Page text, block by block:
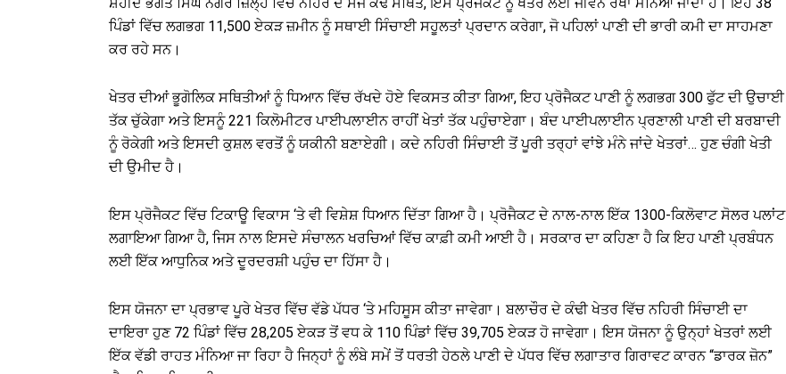
ਪਿੰਡਾਂ ਵਿੱਚ ਲਗਭਗ 11,500 ਏਕੜ ਜ਼ਮੀਨ ਨੂੰ ਸਥਾਈ ਸਿੰਚਾਈ ਸਹੂਲਤਾਂ ਪ੍ਰਦਾਨ ਕਰੇਗਾ, ਜੋ ਪਹਿਲਾਂ ਪਾਣੀ ਦੀ ਭਾਰੀ ਕਮੀ ਦਾ ਸਾਹਮਣਾ
ਕਰ ਰਹੇ ਸਨ।
ਖੇਤਰ ਦੀਆਂ ਭੂਗੋਲਿਕ ਸਥਿਤੀਆਂ ਨੂੰ ਧਿਆਨ ਵਿੱਚ ਰੱਖਦੇ ਹੋਏ ਵਿਕਸਤ ਕੀਤਾ ਗਿਆ, ਇਹ ਪ੍ਰੋਜੈਕਟ ਪਾਣੀ ਨੂੰ ਲਗਭਗ 300 ਫੁੱਟ ਦੀ ਉਚਾਈ
ਤੱਕ ਚੁੱਕੇਗਾ ਅਤੇ ਇਸਨੂੰ 221 ਕਿਲੋਮੀਟਰ ਪਾਈਪਲਾਈਨ ਰਾਹੀਂ ਖੇਤਾਂ ਤੱਕ ਪਹੁੰਚਾਏਗਾ। ਬੰਦ ਪਾਈਪਲਾਈਨ ਪ੍ਰਣਾਲੀ ਪਾਣੀ ਦੀ ਬਰਬਾਦੀ
ਨੂੰ ਰੋਕੇਗੀ ਅਤੇ ਇਸਦੀ ਕੁਸ਼ਲ ਵਰਤੋਂ ਨੂੰ ਯਕੀਨੀ ਬਣਾਏਗੀ। ਕਦੇ ਨਹਿਰੀ ਸਿੰਚਾਈ ਤੋਂ ਪੂਰੀ ਤਰ੍ਹਾਂ ਵਾਂਝੇ ਮੰਨੇ ਜਾਂਦੇ ਖੇਤਰਾਂ… ਹੁਣ ਚੰਗੀ ਖੇਤੀ
ਦੀ ਉਮੀਦ ਹੈ।
ਇਸ ਪ੍ਰੋਜੈਕਟ ਵਿੱਚ ਟਿਕਾਊ ਵਿਕਾਸ ‘ਤੇ ਵੀ ਵਿਸ਼ੇਸ਼ ਧਿਆਨ ਦਿੱਤਾ ਗਿਆ ਹੈ। ਪ੍ਰੋਜੈਕਟ ਦੇ ਨਾਲ-ਨਾਲ ਇੱਕ 1300-ਕਿਲੋਵਾਟ ਸੋਲਰ ਪਲਾਂਟ
ਲਗਾਇਆ ਗਿਆ ਹੈ, ਜਿਸ ਨਾਲ ਇਸਦੇ ਸੰਚਾਲਨ ਖਰਚਿਆਂ ਵਿੱਚ ਕਾਫ਼ੀ ਕਮੀ ਆਈ ਹੈ। ਸਰਕਾਰ ਦਾ ਕਹਿਣਾ ਹੈ ਕਿ ਇਹ ਪਾਣੀ ਪ੍ਰਬੰਧਨ
ਲਈ ਇੱਕ ਆਧੁਨਿਕ ਅਤੇ ਦੂਰਦਰਸ਼ੀ ਪਹੁੰਚ ਦਾ ਹਿੱਸਾ ਹੈ।
ਇਸ ਯੋਜਨਾ ਦਾ ਪ੍ਰਭਾਵ ਪੂਰੇ ਖੇਤਰ ਵਿੱਚ ਵੱਡੇ ਪੱਧਰ ‘ਤੇ ਮਹਿਸੂਸ ਕੀਤਾ ਜਾਵੇਗਾ। ਬਲਾਚੌਰ ਦੇ ਕੰਢੀ ਖੇਤਰ ਵਿੱਚ ਨਹਿਰੀ ਸਿੰਚਾਈ ਦਾ
ਦਾਇਰਾ ਹੁਣ 72 ਪਿੰਡਾਂ ਵਿੱਚ 28,205 ਏਕੜ ਤੋਂ ਵਧ ਕੇ 110 ਪਿੰਡਾਂ ਵਿੱਚ 39,705 ਏਕੜ ਹੋ ਜਾਵੇਗਾ। ਇਸ ਯੋਜਨਾ ਨੂੰ ਉਨ੍ਹਾਂ ਖੇਤਰਾਂ ਲਈ
ਇੱਕ ਵੱਡੀ ਰਾਹਤ ਮੰਨਿਆ ਜਾ ਰਿਹਾ ਹੈ ਜਿਨ੍ਹਾਂ ਨੂੰ ਲੰਬੇ ਸਮੇਂ ਤੋਂ ਧਰਤੀ ਹੇਠਲੇ ਪਾਣੀ ਦੇ ਪੱਧਰ ਵਿੱਚ ਲਗਾਤਾਰ ਗਿਰਾਵਟ ਕਾਰਨ “ਡਾਰਕ ਜ਼ੋਨ”